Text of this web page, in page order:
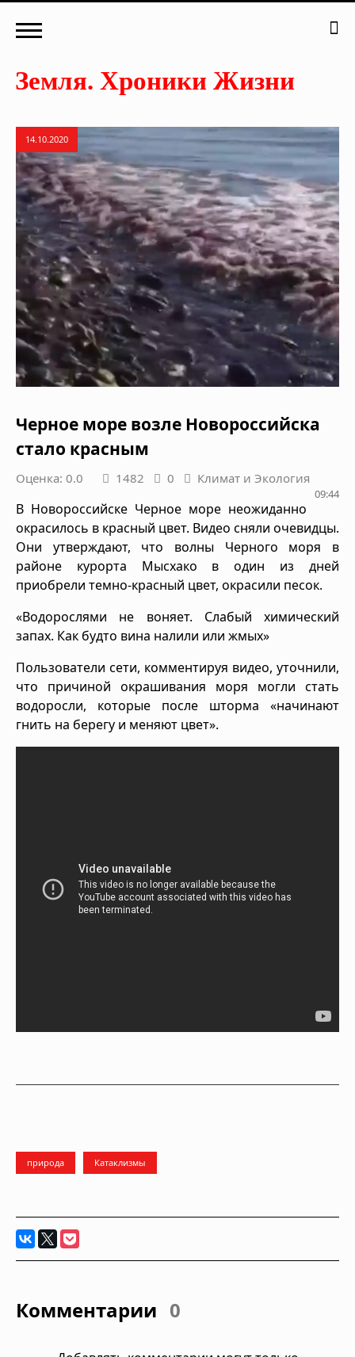
14.10.2020
Черное море возле Новороссийска
стало красным
Оценка: 0.0 1482 0 Климат и Экология
09:44
В Новороссийске Черное море неожиданно
окрасилось в красный цвет. Видео сняли очевидцы.
Они утверждают, что волны Черного моря в
районе курорта Мысхако в один из дней
приобрели темно-красный цвет, окрасили песок.
«Водорослями не воняет. Слабый химический
запах. Как будто вина налили или жмых»
Пользователи сети, комментируя видео, уточнили,
что причиной окрашивания моря могли стать
водоросли, которые после шторма «начинают
гнить на берегу и меняют цвет».
природа Катаклизмы
Комментарии 0